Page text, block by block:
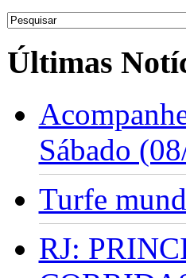
Últimas
Sábado
Turfe
RJ: